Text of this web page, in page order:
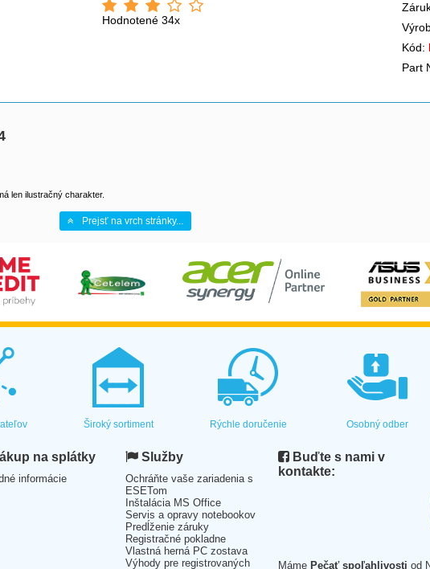
Hodnotené 34x
Kód:
Part
len ilustračný charakter.
Prejsť na vrch stránky...
Široký sortiment Rýchle doručenie Osobný odber
na splátky
informácie
Služby
Ochráňte vaše zariadenia s
ESETom
Inštalácia MS Office
Servis a opravy notebookov
Predĺženie záruky
Registračné pokladne
Vlastná herná PC zostava
Výhody pre registrovaných
Buďte s nami v
kontakte:
Máme Pečať spoľahlivosti od